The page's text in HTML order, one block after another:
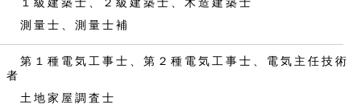
測量士、測量士補
第１種電気工事士、第２種電気工事士、電気主任技術
者
土地家屋調査士